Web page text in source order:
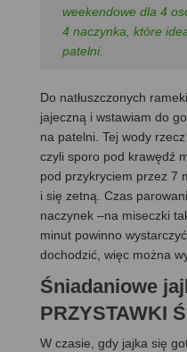
weekendowe dla 4
4 naczynka, które
patelni.
Do natłuszczonych
jajeczną i wstawiam do
na patelni. Tej wody
czyli sporo pod krawędź
pod przykryciem przez 7
i się zetną. Czas
naczynek –na miseczki
minut powinno
dochodzić, więc można
Śniadaniowe
PRZYSTAWKI
W czasie, gdy jajka się